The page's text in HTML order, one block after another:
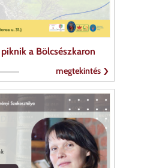
a Bölcsészkaron
megtekintés